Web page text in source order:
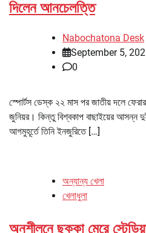
দিলেন আনচেলত্তি
Nabochatona Desk
September 5,
0
স্পোর্টস ডেস্ক ২২ মাস পর জাতীয় দলে
জুনিয়র। কিন্তু বিশ্বকাপ বাছাইয়ের আসন্ন
আগমুহূর্তে তিনি ইনজুরিতে […]
অন্যান্য খেলা
খেলাধুলা
অনুশীলনে ছক্কা মেরে